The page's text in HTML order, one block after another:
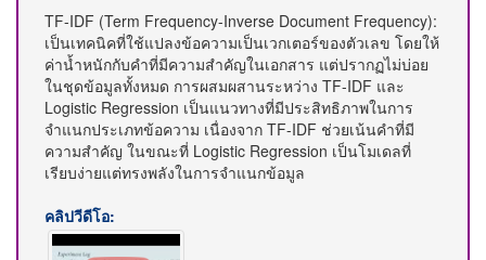
TF-IDF (Term Frequency-Inverse Document Frequency):
เป็นเทคนิคที่ใช้แปลงข้อความเป็นเวกเตอร์ของตัวเลข โดยให้
ค่าน้ำหนักกับคำที่มีความสำคัญในเอกสาร แต่ปรากฏไม่บ่อย
ในชุดข้อมูลทั้งหมด การผสมผสานระหว่าง TF-IDF และ
Logistic Regression เป็นแนวทางที่มีประสิทธิภาพในการ
จำแนกประเภทข้อความ เนื่องจาก TF-IDF ช่วยเน้นคำที่มี
ความสำคัญ ในขณะที่ Logistic Regression เป็นโมเดลที่
เรียบง่ายแต่ทรงพลังในการจำแนกข้อมูล
คลิปวีดีโอ: